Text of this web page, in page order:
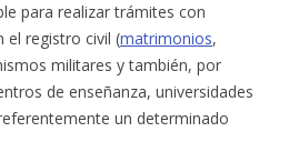
para realizar trámites con
el registro civil (matrimonios,
militares y también, por
de enseñanza, universidades
un determinado